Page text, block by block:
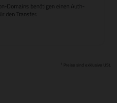
Domains benötigen einen Auth-
den Transfer.
Preise sind exklusive USt.